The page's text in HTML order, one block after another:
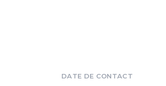
DATE DE CONTACT